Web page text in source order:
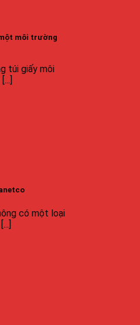
môi trường
túi giấy môi
có một loại